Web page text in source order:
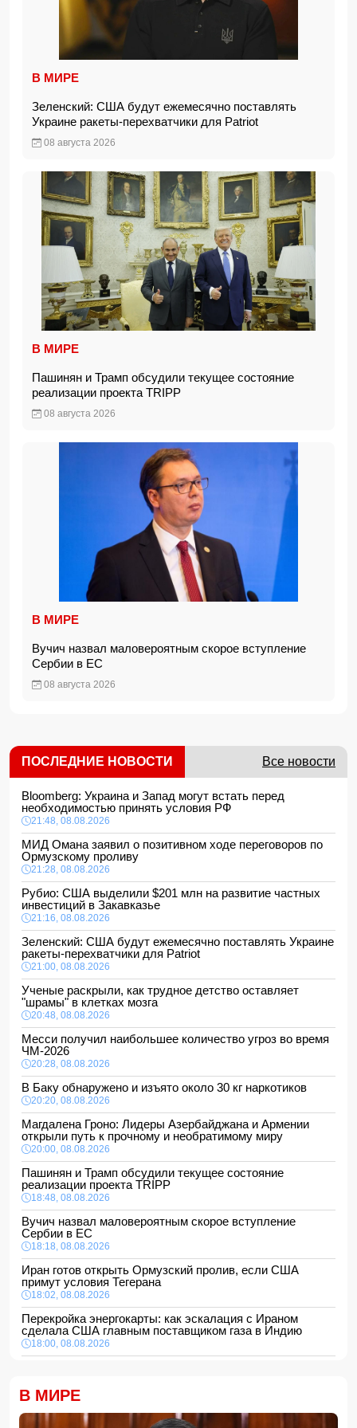
В МИРЕ
Зеленский: США будут ежемесячно поставлять
Украине ракеты-перехватчики для Patriot
08 августа 2026
В МИРЕ
Пашинян и Трамп обсудили текущее состояние
реализации проекта TRIPP
08 августа 2026
В МИРЕ
Вучич назвал маловероятным скорое вступление
Сербии в ЕС
08 августа 2026
ПОСЛЕДНИЕ НОВОСТИ Все новости
Bloomberg: Украина и Запад могут встать перед
необходимостью принять условия РФ
21:48, 08.08.2026
МИД Омана заявил о позитивном ходе переговоров по
Ормузскому проливу
21:28, 08.08.2026
Рубио: США выделили $201 млн на развитие частных
инвестиций в Закавказье
21:16, 08.08.2026
Зеленский: США будут ежемесячно поставлять Украине
ракеты-перехватчики для Patriot
21:00, 08.08.2026
Ученые раскрыли, как трудное детство оставляет
"шрамы" в клетках мозга
20:48, 08.08.2026
Месси получил наибольшее количество угроз во время
ЧМ-2026
20:28, 08.08.2026
В Баку обнаружено и изъято около 30 кг наркотиков
20:20, 08.08.2026
Магдалена Гроно: Лидеры Азербайджана и Армении
открыли путь к прочному и необратимому миру
20:00, 08.08.2026
Пашинян и Трамп обсудили текущее состояние
реализации проекта TRIPP
18:48, 08.08.2026
Вучич назвал маловероятным скорое вступление
Сербии в ЕС
18:18, 08.08.2026
Иран готов открыть Ормузский пролив, если США
примут условия Тегерана
18:02, 08.08.2026
Перекройка энергокарты: как эскалация с Ираном
сделала США главным поставщиком газа в Индию
18:00, 08.08.2026
16:48, 08.08.2026
Турция ограничивает проход коммерческих судов в
В МИРЕ